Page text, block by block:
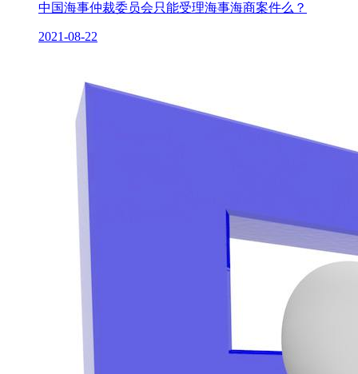
中国海事仲裁委员会只能受理海事海商案件么？
2021-08-22